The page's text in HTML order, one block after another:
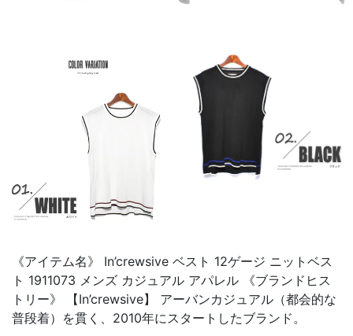
《アイテム名》 In’crewsive ベスト 12ゲージ ニットベス
ト 1911073 メンズ カジュアル アパレル 《ブランドヒス
トリー》 【In’crewsive】 アーバンカジュアル（都会的な
普段着）を貫く、2010年にスタートしたブランド。